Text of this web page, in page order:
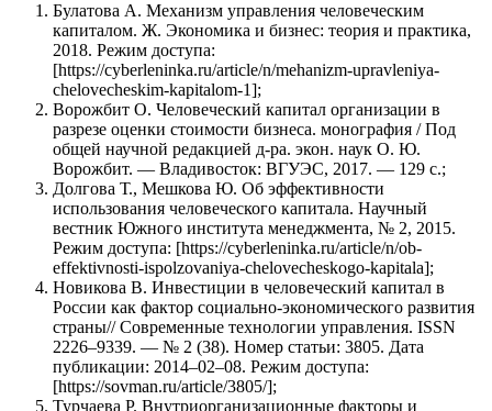
Булатова А. Механизм управления человеческим
капиталом. Ж. Экономика и бизнес: теория и практика,
2018. Режим доступа:
[https://cyberleninka.ru/article/n/mehanizm-upravleniya-
chelovecheskim-kapitalom-1];
Ворожбит О. Человеческий капитал организации в
разрезе оценки стоимости бизнеса. монография / Под
общей научной редакцией д-ра. экон. наук О. Ю.
Ворожбит. — Владивосток: ВГУЭС, 2017. — 129 с.;
Долгова Т., Мешкова Ю. Об эффективности
использования человеческого капитала. Научный
вестник Южного института менеджмента, № 2, 2015.
Режим доступа: [https://cyberleninka.ru/article/n/ob-
effektivnosti-ispolzovaniya-chelovecheskogo-kapitala];
Новикова В. Инвестиции в человеческий капитал в
России как фактор социально-экономического развития
страны// Современные технологии управления. ISSN
2226–9339. — № 2 (38). Номер статьи: 3805. Дата
публикации: 2014–02–08. Режим доступа:
[https://sovman.ru/article/3805/];
Турчаева Р. Внутриорганизационные факторы и